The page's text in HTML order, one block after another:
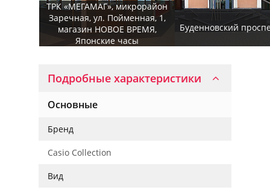
ТРК «МЕГАМАГ», микрорайон
Заречная, ул. Пойменная, 1,
магазин НОВОЕ ВРЕМЯ,
Японские часы
Буденновский
Подробные характеристики
Основные
Бренд
Casio Collection
Вид